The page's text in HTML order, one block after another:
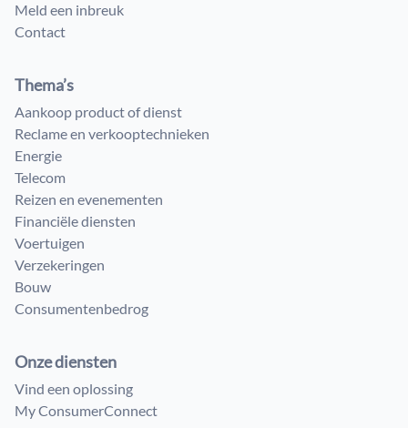
Meld een inbreuk
Contact
Thema’s
Aankoop product of dienst
Reclame en verkooptechnieken
Energie
Telecom
Reizen en evenementen
Financiële diensten
Voertuigen
Verzekeringen
Bouw
Consumenten​bedrog
Onze diensten
Vind een oplossing
My ConsumerConnect